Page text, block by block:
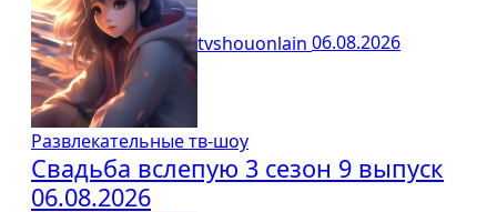
tvshouonlain 06.08.2026
Развлекательные тв-шоу
Свадьба вслепую 3 сезон 9 выпуск
06.08.2026